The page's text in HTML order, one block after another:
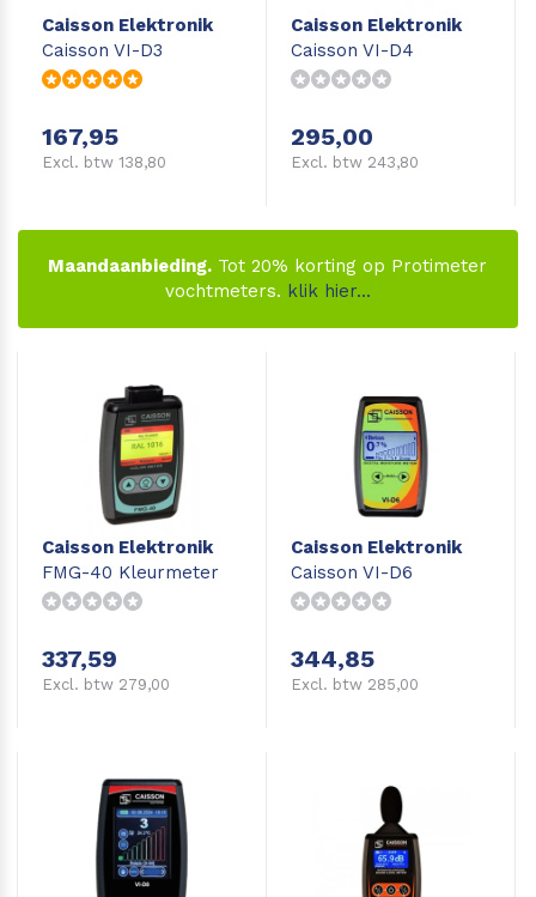
Leica Disto S910
DISTO Plan app
Leica BLK3D Imager
Monitoring
Accessoires
Caisson Elektronik
Caisson VI-D3
167,95
Excl. btw 138,80
Caisson Elektronik
Caisson VI-D4
295,00
Excl. btw 243,80
Caisson Elektronik
FMG-40 Kleurmeter
337,59
Excl. btw 279,00
Caisson Elektronik
Caisson VI-D6
344,85
Excl. btw 285,00
Maandaanbieding. Tot 20% korting op Protimeter
vochtmeters. klik hier...